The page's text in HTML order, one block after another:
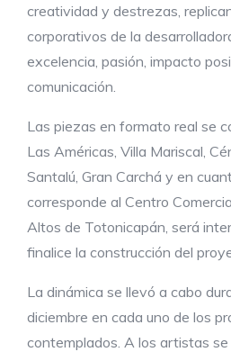
creatividad y destrezas,
corporativos de la
excelencia, pasión, impacto
comunicación.
Las piezas en formato real se
Las Américas, Villa Mariscal,
Santalú, Gran Carchá y en
corresponde al Centro
Altos de Totonicapán, será
finalice la construcción del
La dinámica se llevó a cabo
diciembre en cada uno de los
contemplados. A los artistas